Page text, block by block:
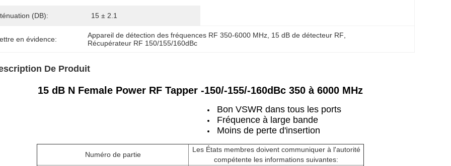
(DB): 15 ± 2.1
en évidence: Appareil de détection des fréquences RF 350-6000 MHz 15 dB de détecteur RF
Récupérateur RF 150/155/160dBc
De Produit
15 dB N Female Power RF Tapper -150/-155/-160dBc 350 à 6000 MHz
Bon VSWR dans tous les ports
Fréquence à large bande
Moins de perte d'insertion
Numéro de partie
Les États membres doivent communiquer à l'autorité
compétente les informations suivantes: